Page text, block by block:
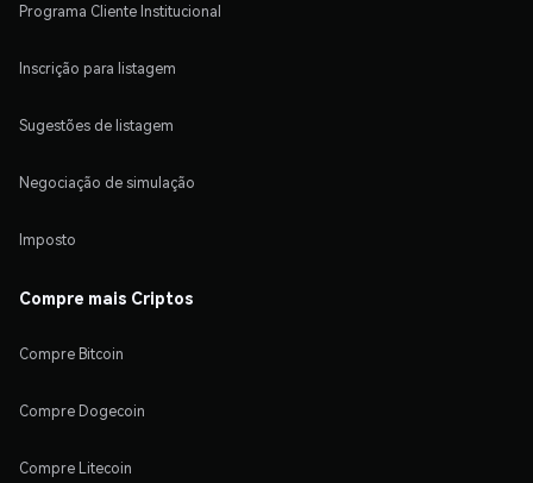
Programa Cliente Institucional
Inscrição para listagem
Sugestões de listagem
Negociação de simulação
Imposto
Compre mais Criptos
Compre Bitcoin
Compre Dogecoin
Compre Litecoin